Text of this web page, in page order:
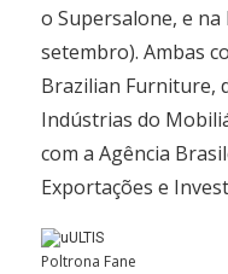
o Supersalone, e na
setembro). Ambas
Brazilian Furniture,
Indústrias do
com a Agência
Exportações e
Poltrona Fane